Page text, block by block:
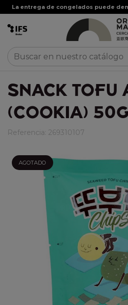
La entrega de congelados puede
SNACK TOFU
(COOKIA) 50G
Referencia: 269310107
AGOTADO